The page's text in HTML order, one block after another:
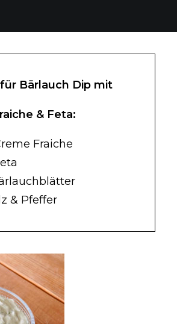
Bärlauch Dip mit
& Feta:
Fraiche
& Pfeffer